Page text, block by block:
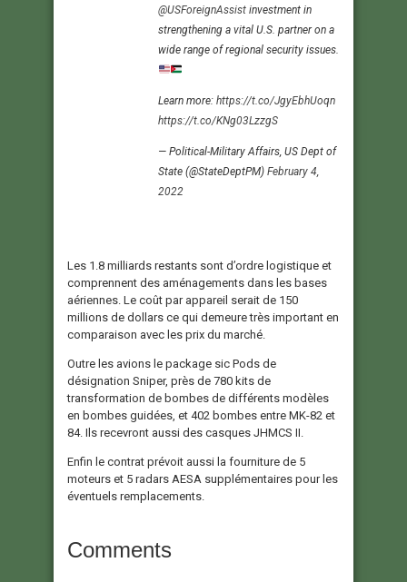
@USForeignAssist investment in
strengthening a vital U.S. partner on a
wide range of regional security issues.
Learn more: https://t.co/JgyEbhUoqn
https://t.co/KNg03LzzgS
— Political-Military Affairs, US Dept of
State (@StateDeptPM) February 4,
2022
Les 1.8 milliards restants sont d’ordre logistique et
comprennent des aménagements dans les bases
aériennes. Le coût par appareil serait de 150
millions de dollars ce qui demeure très important en
comparaison avec les prix du marché.
Outre les avions le package sic Pods de
désignation Sniper, près de 780 kits de
transformation de bombes de différents modèles
en bombes guidées, et 402 bombes entre MK-82 et
84. Ils recevront aussi des casques JHMCS II.
Enfin le contrat prévoit aussi la fourniture de 5
moteurs et 5 radars AESA supplémentaires pour les
éventuels remplacements.
Comments